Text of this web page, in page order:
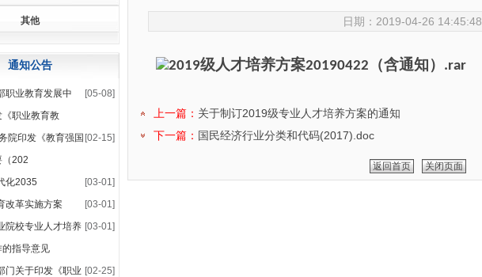
[03-25]
关于做好2026届学前教育师范生免试认定教师资格证工作的通知
[03-18]
·2025-2026学年第一学期课程补考考试安排表
关于做好2025-2026学年第一学期课程补考工作的通知
[12-24]
·2025-2026学年第一学期期末考试安排表
其他
通知公告
[05-08]
职业教育发展中
职业教育教
[02-15]
院印发《教育强国
（202
[03-01]
化2035
[03-01]
改革实施方案
[03-01]
院校专业人才培养
指导意见
[02-25]
门关于印发《职业
日期：2019-04-26 14:45:48
2019级人才培养方案20190422（含通知）.rar
上一篇： 关于制订2019级专业人才培养方案的通知
下一篇： 国民经济行业分类和代码(2017).doc
返回首页 关闭页面